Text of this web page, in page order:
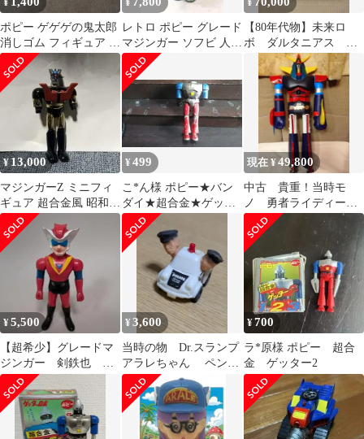
¥
ポピー ゲゲゲの鬼太郎
消しゴム フィギュア セ
ット
¥
レトロ ポピー グレード
マジンガー ソフビ 人形
永井豪 ロボット アニメ
漫画
¥
【80年代物】未来ロ
ボ ダルタニアス 超
合金セット
¥13,000
マジンガーZ ミニフィ
ギュア 超合金風 昭和レ
トロ 当時物 ジャンク、
¥499
こ*ん様 ポピー★バン
ダイ★超合金★ゲッタ
ーロボ★ゲッター2★ジ
ャンクフィギュア
現在 ¥49,800
中古 貴重！当時モ
ノ 勇者ライディー
ン ジャンボマシンダ
ー60cm ソフビ
¥5,500
【超希少】グレードマ
ジンガー 剣鉄也 ソ
フビ 当時物 ポピー
¥3,600
当時の物 Dr.スランプ
アラレちゃん ペンギ
ン村パトカーと警察官
¥700
ラ*原様 ポピー 超合
金 ゲッター2